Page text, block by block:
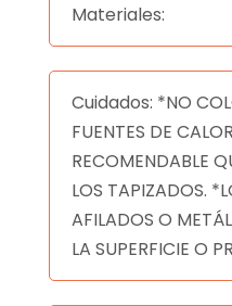
Materiales:
Cuidados: *NO
FUENTES DE
RECOMENDABLE
LOS TAPIZADOS.
AFILADOS O
LA SUPERFICIE O